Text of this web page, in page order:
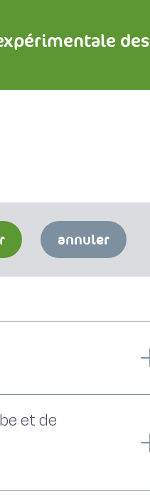
des
annuler
et de